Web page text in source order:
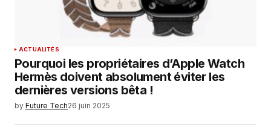
ACTUALITÉS
Pourquoi les propriétaires d’Apple Watch
Hermès doivent absolument éviter les
dernières versions bêta !
by Future Tech26 juin 2025